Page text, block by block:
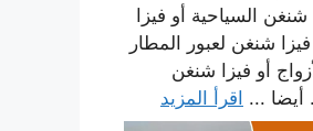
شنغن السياحية أو فيزا
شنغن لعبور المطار
أو فيزا شنغن
أيضا ... اقرأ المزيد